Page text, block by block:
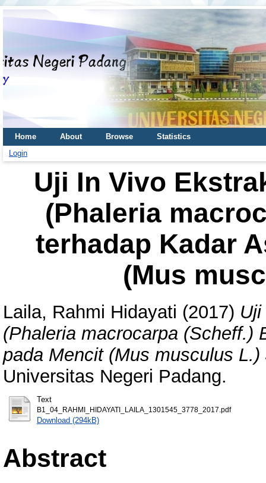
Home About Browse
Statistics
Login
Uji In Vivo
(Phaleria
terhadap Kadar
(Mus
Laila, Rahmi Hidayati (2017)
(Phaleria macrocarpa (Scheff.)
pada Mencit (Mus musculus L.)
Universitas Negeri Padang.
Text
B1_04_RAHMI_HIDAYATI_LAILA_1301545_3778_2017.pdf
Download (294kB)
Abstract